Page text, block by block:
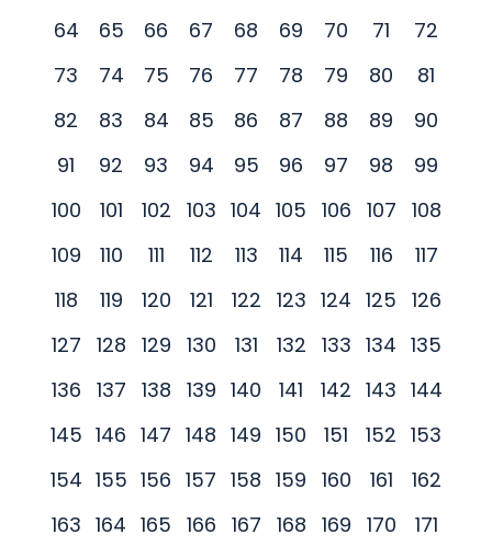
64
65 66 67 68 69 70 71
72
73
74 75 76 77 78 79 80
81
82
83 84 85 86 87 88 89
90
91
92 93 94 95 96 97 98
99
100
101 102 103 104 105 106 107 108
109
110 111 112 113 114 115 116
117
118
119 120 121 122 123 124 125 126
127 128 129 130 131 132 133 134 135
136 137 138 139 140 141 142 143 144
145 146 147 148 149 150 151 152 153
154 155 156 157 158 159 160 161
162
163 164 165 166 167 168 169 170 171